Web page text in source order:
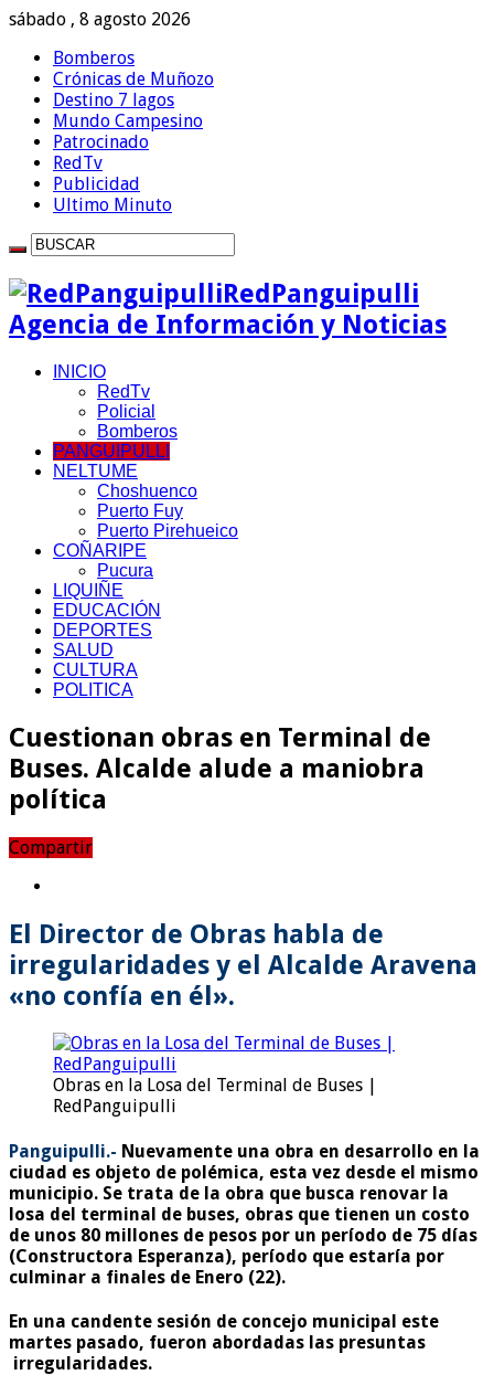
sábado , 8 agosto 2026
Bomberos
Crónicas de Muñozo
Destino 7 lagos
Mundo Campesino
Patrocinado
RedTv
Publicidad
Ultimo Minuto
RedPanguipulli
Agencia de Información y Noticias
INICIO
RedTv
Policial
Bomberos
PANGUIPULLI
NELTUME
Choshuenco
Puerto Fuy
Puerto Pirehueico
COÑARIPE
Pucura
LIQUIÑE
EDUCACIÓN
DEPORTES
SALUD
CULTURA
POLITICA
Cuestionan obras en Terminal de
Buses. Alcalde alude a maniobra
política
Compartir
El Director de Obras habla de
irregularidades y el Alcalde Aravena
«no confía en él».
Obras en la Losa del Terminal de Buses |
RedPanguipulli
Panguipulli.- Nuevamente una obra en desarrollo en la
ciudad es objeto de polémica, esta vez desde el mismo
municipio. Se trata de la obra que busca renovar la
losa del terminal de buses, obras que tienen un costo
de unos 80 millones de pesos por un período de 75 días
(Constructora Esperanza), período que estaría por
culminar a finales de Enero (22).
En una candente sesión de concejo municipal este
martes pasado, fueron abordadas las presuntas
irregularidades.